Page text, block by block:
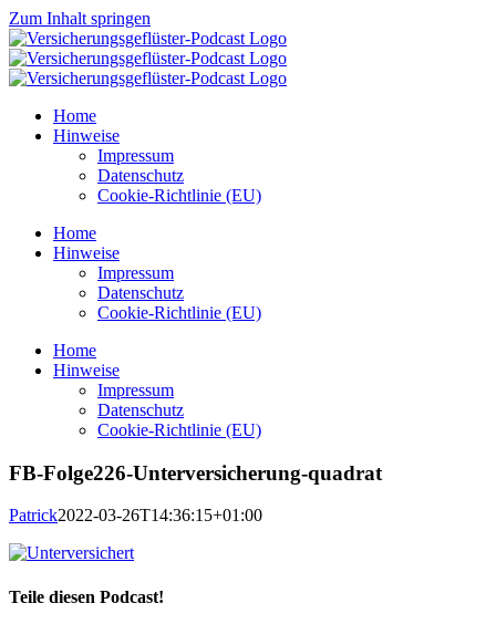
Zum Inhalt springen
Home
Hinweise
Impressum
Datenschutz
Cookie-Richtlinie (EU)
Home
Hinweise
Impressum
Datenschutz
Cookie-Richtlinie (EU)
Home
Hinweise
Impressum
Datenschutz
Cookie-Richtlinie (EU)
FB-Folge226-Unterversicherung-quadrat
Patrick2022-03-26T14:36:15+01:00
Teile diesen Podcast!